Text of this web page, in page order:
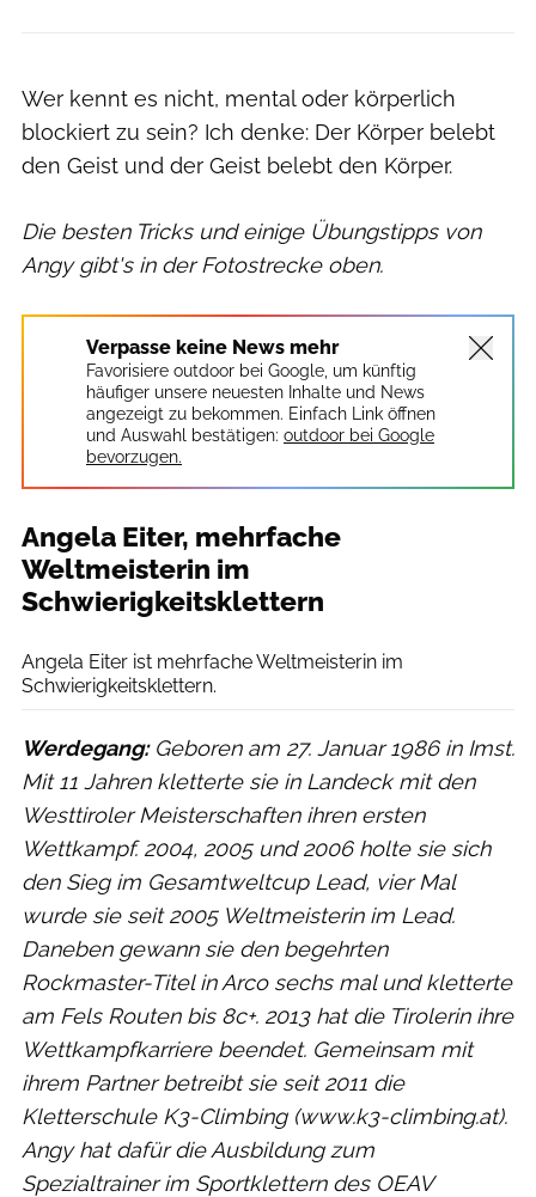
Wer kennt es nicht, mental oder körperlich
blockiert zu sein? Ich denke: Der Körper belebt
den Geist und der Geist belebt den Körper.
Die besten Tricks und einige Übungstipps von
Angy gibt's in der Fotostrecke oben.
Verpasse keine News mehr
Favorisiere outdoor bei Google, um künftig
häufiger unsere neuesten Inhalte und News
angezeigt zu bekommen. Einfach Link öffnen
und Auswahl bestätigen: outdoor bei Google
bevorzugen.
Angela Eiter, mehrfache
Weltmeisterin im
Schwierigkeitsklettern
Angela Eiter ist mehrfache Weltmeisterin im
Schwierigkeitsklettern.
Werdegang:Geboren am 27. Januar 1986 in Imst.
Mit 11 Jahren kletterte sie in Landeck mit den
Westtiroler Meisterschaften ihren ersten
Wettkampf. 2004, 2005 und 2006 holte sie sich
den Sieg im Gesamtweltcup Lead, vier Mal
wurde sie seit 2005 Weltmeisterin im Lead.
Daneben gewann sie den begehrten
Rockmaster-Titel in Arco sechs mal und kletterte
am Fels Routen bis 8c+. 2013 hat die Tirolerin ihre
Wettkampfkarriere beendet. Gemeinsam mit
ihrem Partner betreibt sie seit 2011 die
Kletterschule K3-Climbing (www.k3-climbing.at).
Angy hat dafür die Ausbildung zum
Spezialtrainer im Sportklettern des OEAV